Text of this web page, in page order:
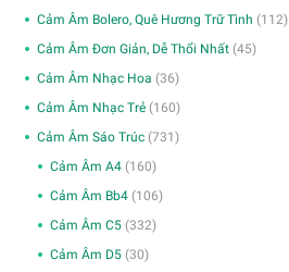
Cảm Âm Bolero, Quê Hương Trữ Tình (112)
Cảm Âm Đơn Giản, Dễ Thổi Nhất (45)
Cảm Âm Nhạc Hoa (36)
Cảm Âm Nhạc Trẻ (160)
Cảm Âm Sáo Trúc (731)
Cảm Âm A4 (160)
Cảm Âm Bb4 (106)
Cảm Âm C5 (332)
Cảm Âm D5 (30)